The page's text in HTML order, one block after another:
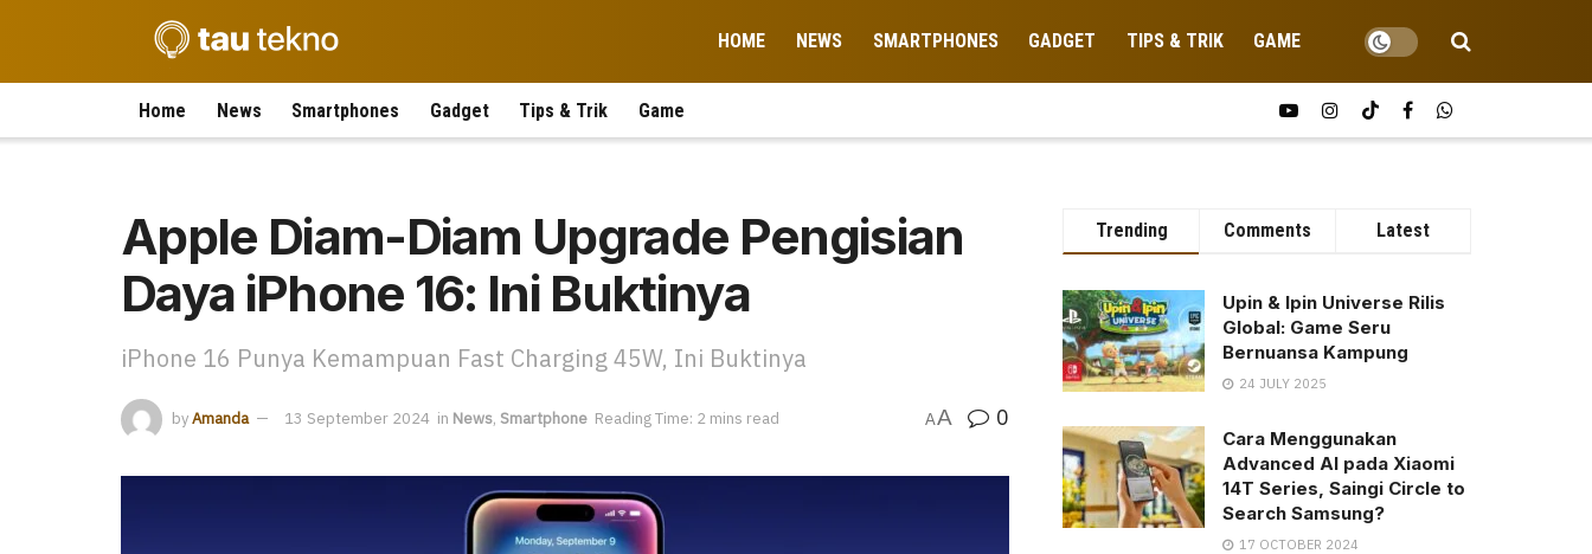
HOME NEWS SMARTPHONES GADGET TIPS & TRIK GAME
Home News Smartphones Gadget Tips & Trik Game
Apple Diam-Diam Upgrade Pengisian
Daya iPhone 16: Ini Buktinya
iPhone 16 Punya Kemampuan Fast Charging 45W, Ini Buktinya
byAmanda 13 September 2024 in News, Smartphone Reading Time: 2 mins read AA 0
Trending Comments Latest
Upin & Ipin Universe Rilis
Global: Game Seru
Bernuansa Kampung
24 JULY 2025
Cara Menggunakan
Advanced AI pada Xiaomi
14T Series, Saingi Circle to
Search Samsung?
17 OCTOBER 2024